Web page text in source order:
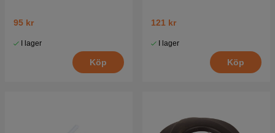
95 kr
I lager
Köp
121 kr
I lager
Köp